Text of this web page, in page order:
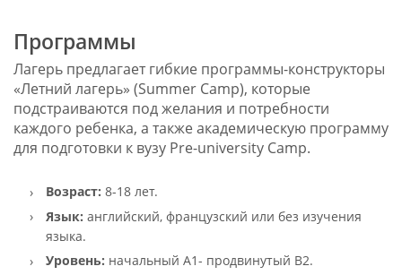
Программы
Лагерь предлагает гибкие программы-конструкторы
«Летний лагерь» (Summer Camp), которые
подстраиваются под желания и потребности
каждого ребенка, а также академическую программу
для подготовки к вузу Pre-university Camp.
Возраст: 8-18 лет.
Язык: английский, французский или без изучения
языка.
Уровень: начальный A1- продвинутый B2.